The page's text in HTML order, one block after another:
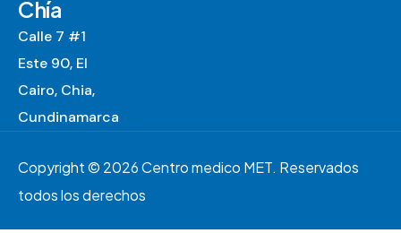
Chía
Calle 7 #1
Este 90, El
Cairo, Chia,
Cundinamarca
Copyright © 2026 Centro medico MET. Reservados
todos los derechos